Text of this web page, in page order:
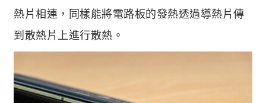
熱片相連，同樣能將電路板的發熱透過導熱片傳
到散熱片上進行散熱。